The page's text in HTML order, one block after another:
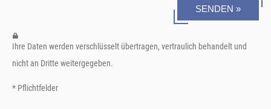
SENDEN »
Ihre Daten werden verschlüsselt übertragen, vertraulich behandelt und
nicht an Dritte weitergegeben.
* Pflichtfelder